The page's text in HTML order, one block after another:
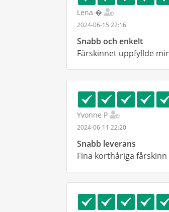
Lena �
2024-06-15 22:16
Snabb och enkelt
Fårskinnet uppfyllde
Yvonne P
2024-06-11 22:20
Snabb leverans
Fina korthåriga fårskinn